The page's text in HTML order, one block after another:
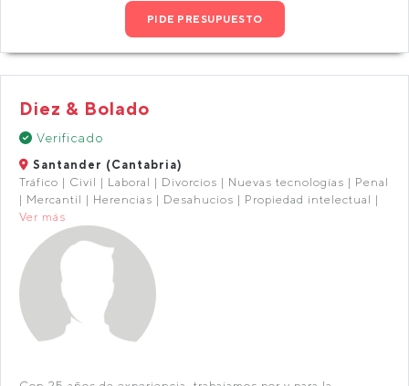
PIDE PRESUPUESTO
Diez & Bolado
Verificado
Santander (Cantabria)
Tráfico | Civil | Laboral | Divorcios | Nuevas tecnologías | Penal
| Mercantil | Herencias | Desahucios | Propiedad intelectual |
Ver más